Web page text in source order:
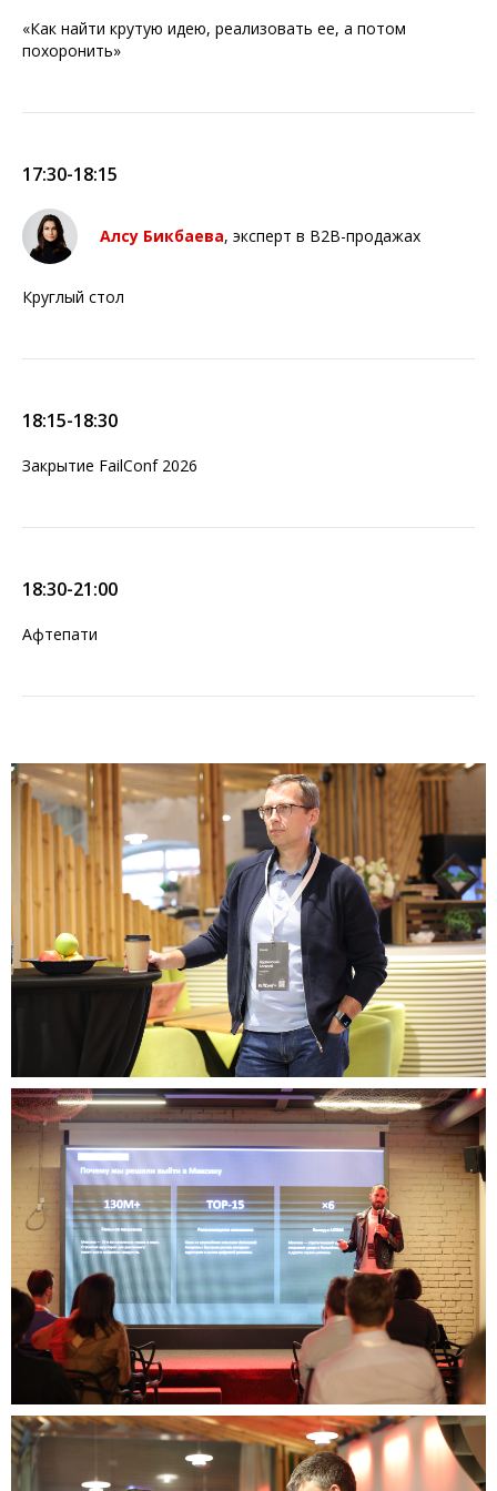
«Как найти крутую идею, реализовать ее, а потом
похоронить»
17:30-18:15
Алсу Бикбаева, эксперт в B2B-продажах
Круглый стол
18:15-18:30
Закрытие FailConf 2026
18:30-21:00
Афтепати